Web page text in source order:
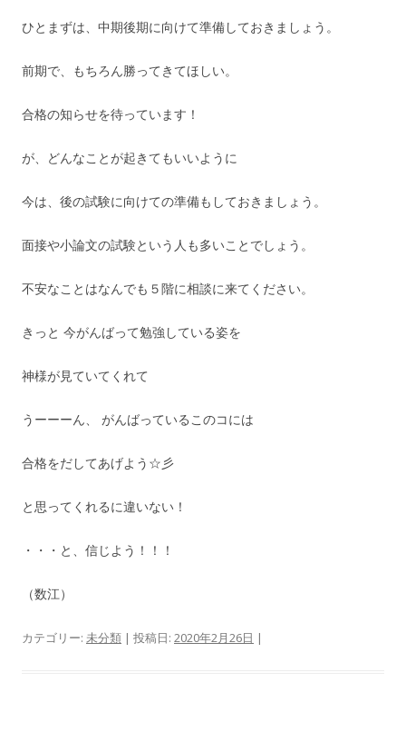
ひとまずは、中期後期に向けて準備しておきましょう。
前期で、もちろん勝ってきてほしい。
合格の知らせを待っています！
が、どんなことが起きてもいいように
今は、後の試験に向けての準備もしておきましょう。
面接や小論文の試験という人も多いことでしょう。
不安なことはなんでも５階に相談に来てください。
きっと 今がんばって勉強している姿を
神様が見ていてくれて
うーーーん、 がんばっているこのコには
合格をだしてあげよう☆彡
と思ってくれるに違いない！
・・・と、信じよう！！！
（数江）
カテゴリー: 未分類 | 投稿日: 2020年2月26日 |